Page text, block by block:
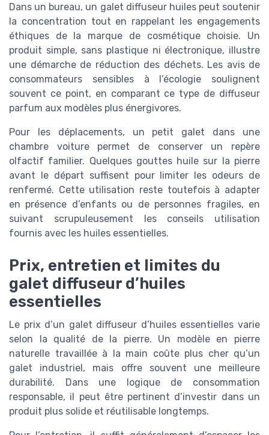
Dans un bureau, un galet diffuseur huiles peut soutenir
la concentration tout en rappelant les engagements
éthiques de la marque de cosmétique choisie. Un
produit simple, sans plastique ni électronique, illustre
une démarche de réduction des déchets. Les avis de
consommateurs sensibles à l’écologie soulignent
souvent ce point, en comparant ce type de diffuseur
parfum aux modèles plus énergivores.
Pour les déplacements, un petit galet dans une
chambre voiture permet de conserver un repère
olfactif familier. Quelques gouttes huile sur la pierre
avant le départ suffisent pour limiter les odeurs de
renfermé. Cette utilisation reste toutefois à adapter
en présence d’enfants ou de personnes fragiles, en
suivant scrupuleusement les conseils utilisation
fournis avec les huiles essentielles.
Prix, entretien et limites du
galet diffuseur d’huiles
essentielles
Le prix d’un galet diffuseur d’huiles essentielles varie
selon la qualité de la pierre. Un modèle en pierre
naturelle travaillée à la main coûte plus cher qu’un
galet industriel, mais offre souvent une meilleure
durabilité. Dans une logique de consommation
responsable, il peut être pertinent d’investir dans un
produit plus solide et réutilisable longtemps.